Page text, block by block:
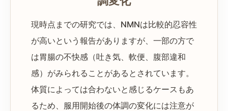
現時点までの研究では、NMNは比較的忍容性
が高いという報告がありますが、一部の方で
は胃腸の不快感（吐き気、軟便、腹部違和
感）がみられることがあるとされています。
体質によっては合わないと感じるケースもあ
るため、服用開始後の体調の変化には注意が